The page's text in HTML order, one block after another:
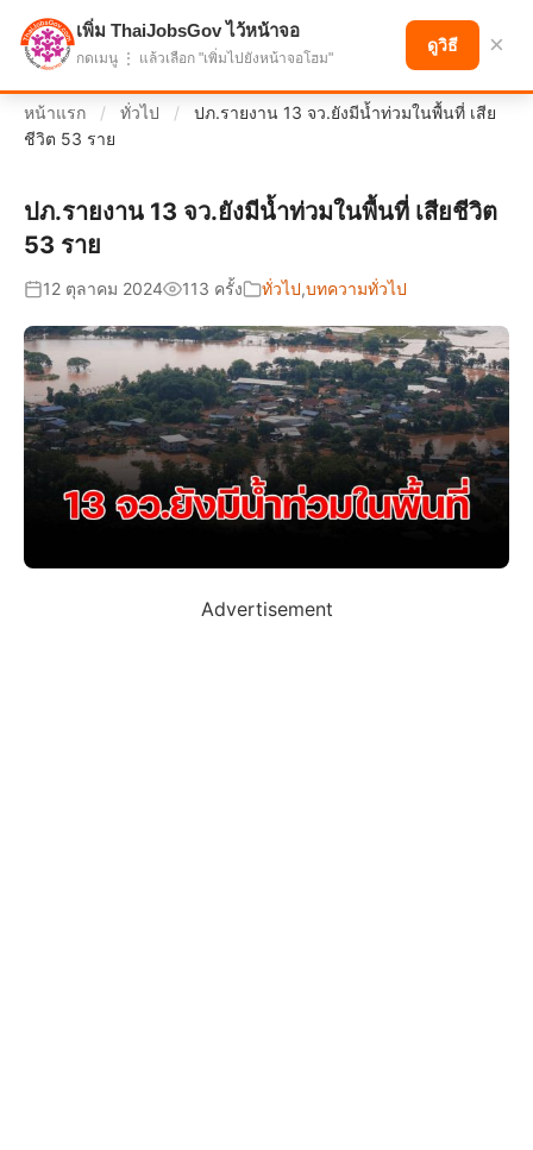
แบ่งปันโอกาส เพื่ออนาคตที่ก้าวหน้า
หน้าแรก / ทั่วไป /
ปภ.รายงาน 13 จว.ยังมีน้ำท่วมในพื้นที่ เสีย
ชีวิต 53 ราย
ปภ.รายงาน 13 จว.ยังมีน้ำท่วมในพื้นที่ เสียชีวิต
53 ราย
12 ตุลาคม 2024 113 ครั้ง ทั่วไป,บทความทั่วไป
Advertisement
เพิ่ม ThaiJobsGov ไว้หน้าจอ
กดเมนู ⋮ แล้วเลือก "เพิ่มไปยังหน้าจอโฮม"
ดูวิธี ×